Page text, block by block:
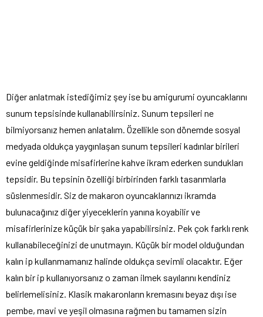
Diğer anlatmak istediğimiz şey ise bu amigurumi oyuncaklarını
sunum tepsisinde kullanabilirsiniz. Sunum tepsileri ne
bilmiyorsanız hemen anlatalım. Özellikle son dönemde sosyal
medyada oldukça yaygınlaşan sunum tepsileri kadınlar birileri
evine geldiğinde misafirlerine kahve ikram ederken sundukları
tepsidir. Bu tepsinin özelliği birbirinden farklı tasarımlarla
süslenmesidir. Siz de makaron oyuncaklarınızı ikramda
bulunacağınız diğer yiyeceklerin yanına koyabilir ve
misafirlerinize küçük bir şaka yapabilirsiniz. Pek çok farklı renk
kullanabileceğinizi de unutmayın. Küçük bir model olduğundan
kalın ip kullanmamanız halinde oldukça sevimli olacaktır. Eğer
kalın bir ip kullanıyorsanız o zaman ilmek sayılarını kendiniz
belirlemelisiniz. Klasik makaronların kremasını beyaz dışı ise
pembe, mavi ve yeşil olmasına rağmen bu tamamen sizin